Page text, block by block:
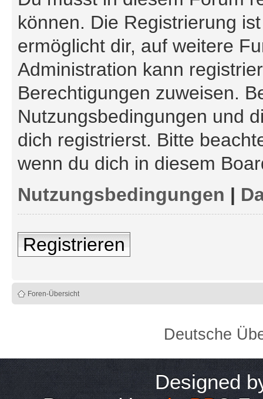
können. Die Registrierung
ermöglicht dir, auf weitere
Administration kann
Berechtigungen zuweisen.
Nutzungsbedingungen und
dich registrierst. Bitte
wenn du dich in diesem
Nutzungsbedingungen |
Registrieren
Foren-Übersicht
Deutsche
Designed